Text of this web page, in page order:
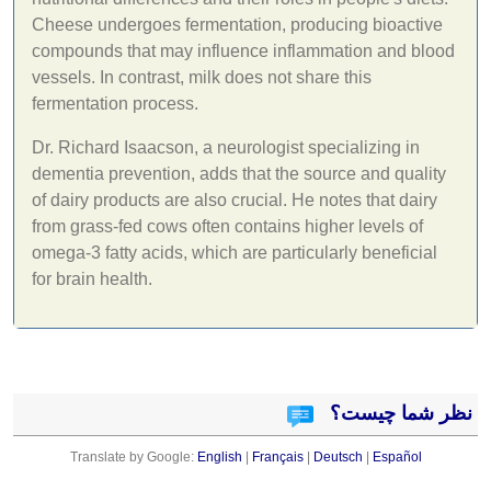
Cheese undergoes fermentation, producing bioactive
compounds that may influence inflammation and blood
vessels. In contrast, milk does not share this
fermentation process.
Dr. Richard Isaacson, a neurologist specializing in
dementia prevention, adds that the source and quality
of dairy products are also crucial. He notes that dairy
from grass-fed cows often contains higher levels of
omega-3 fatty acids, which are particularly beneficial
for brain health.
نظر شما چیست؟
Translate by Google: English Français| Deutsch Español